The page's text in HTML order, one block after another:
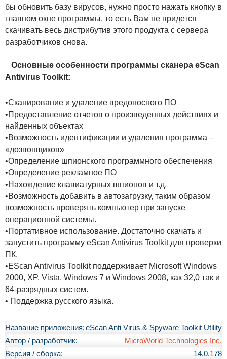
бы обновить базу вирусов, нужно просто нажать кнопку в
главном окне программы, то есть Вам не придется
скачивать весь дистрибутив этого продукта с сервера
разработчиков снова.
Основные особенности программы сканера eScan
Antivirus Toolkit:
•Сканирование и удаление вредоносного ПО
•Предоставление отчетов о произведенных действиях и
найденных объектах
•Возможность идентификации и удаления программа –
«дозвонщиков»
•Определение шпионского программного обеспечения
•Определение рекламное ПО
•Нахождение клавиатурных шпионов и т.д.
•Возможность добавить в автозагрузку, таким образом
возможность проверять компьютер при запуске
операционной системы.
•Портативное использование. Достаточно скачать и
запустить программу eScan Antivirus Toolkit для проверки
ПК.
•EScan Antivirus Toolkit поддерживает Microsoft Windows
2000, XP, Vista, Windows 7 и Windows 2008, как 32,0 так и
64-разрядных систем.
• Поддержка русского языка.
Название приложения:eScan Anti Virus & Spyware Toolkit Utility
Автор / разработчик:
MicroWorld Technologies Inc.
Версия / сборка:
14.0.178